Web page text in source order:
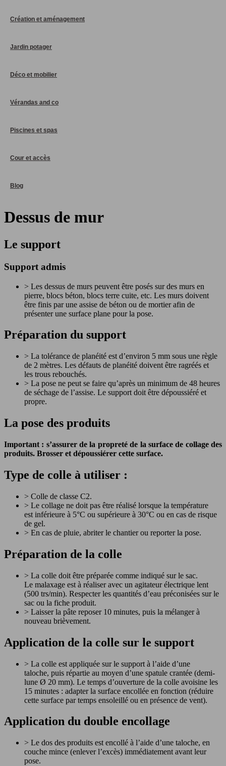
Création et aménagement
Jardin potager
Déco et mobilier
Vérandas and co
Piscines et spas
Cour et accès
Blog
Dessus de mur
Le support
Support admis
> Les dessus de murs peuvent être posés sur des murs en
pierre, blocs béton, blocs terre cuite, etc. Les murs doivent
être finis par une assise de béton ou de mortier afin de
présenter une surface plane pour la pose.
Préparation du support
> La tolérance de planéité est d’environ 5 mm sous une règle
de 2 mètres. Les défauts de planéité doivent être ragréés et
les trous rebouchés.
> La pose ne peut se faire qu’après un minimum de 48 heures
de séchage de l’assise. Le support doit être dépoussiéré et
propre.
La pose des produits
Important : s’assurer de la propreté de la surface de collage des
produits. Brosser et dépoussiérer cette surface.
Type de colle à utiliser :
> Colle de classe C2.
> Le collage ne doit pas être réalisé lorsque la température
est inférieure à 5°C ou supérieure à 30°C ou en cas de risque
de gel.
> En cas de pluie, abriter le chantier ou reporter la pose.
Préparation de la colle
> La colle doit être préparée comme indiqué sur le sac.
Le malaxage est à réaliser avec un agitateur électrique lent
(500 trs/min). Respecter les quantités d’eau préconisées sur le
sac ou la fiche produit.
> Laisser la pâte reposer 10 minutes, puis la mélanger à
nouveau brièvement.
Application de la colle sur le support
> La colle est appliquée sur le support à l’aide d’une
taloche, puis répartie au moyen d’une spatule crantée (demi-
lune Ø 20 mm). Le temps d’ouverture de la colle avoisine les
15 minutes : adapter la surface encollée en fonction (réduire
cette surface par temps ensoleillé ou en présence de vent).
Application du double encollage
> Le dos des produits est encollé à l’aide d’une taloche, en
couche mince (enlever l’excès) immédiatement avant leur
pose.